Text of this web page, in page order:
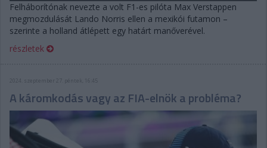
Felháborítónak nevezte a volt F1-es pilóta Max Verstappen
megmozdulását Lando Norris ellen a mexikói futamon –
szerinte a holland átlépett egy határt manőverével.
részletek
2024. szeptember 27. péntek, 16:45
A káromkodás vagy az FIA-elnök a probléma?